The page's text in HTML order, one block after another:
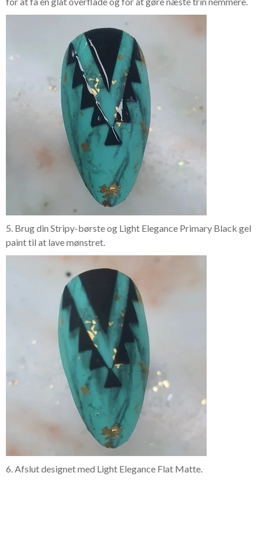
5. Brug din Stripy-børste og Light Elegance Primary Black gel
paint til at lave mønstret.
6. Afslut designet med Light Elegance Flat Matte.